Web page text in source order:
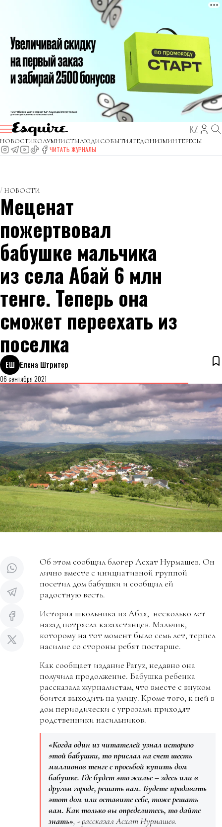
KZ
НОВОСТИКОЛУМНИСТЫЛЮДИСОБЫТИЯГЕДОНИЗМИНТЕРЕСЫ
ЧИТАТЬ ЖУРНАЛЫ
НОВОСТИ
Меценат
пожертвовал
бабушке мальчика
из села Абай 6 млн
тенге. Теперь она
сможет переехать из
поселка
ЕШ Елена Штритер
06 сентября 2021
Об этом сообщил блогер Асхат Нурмашев. Он
лично вместе с инициативной группой
посетил дом бабушки и сообщил ей
радостную весть.
История школьника из Абая, несколько лет
назад потрясла казахстанцев. Мальчик,
которому на тот момент было семь лет, терпел
насилие со стороны ребят постарше.
Как сообщает издание Paryz, недавно она
получила продолжение. Бабушка ребенка
рассказала журналистам, что вместе с внуком
боится выходить на улицу. Кроме того, к ней в
дом периодически с угрозами приходят
родственники насильников.
«Когда один из читателей узнал историю
этой бабушки, то прислал на счет шесть
миллионов тенге с просьбой купить дом
бабушке. Где будет это жилье – здесь или в
другом городе, решать вам. Будете продавать
этот дом или оставите себе, тоже решать
вам. Как только вы определитесь, то дайте
знать», - рассказал Асхат Нурмашев.